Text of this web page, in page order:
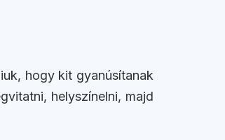
hogy kit gyanúsítanak
helyszínelni, majd